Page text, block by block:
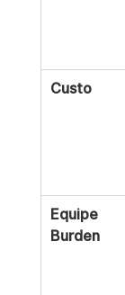
Custo
Equipe
Burden